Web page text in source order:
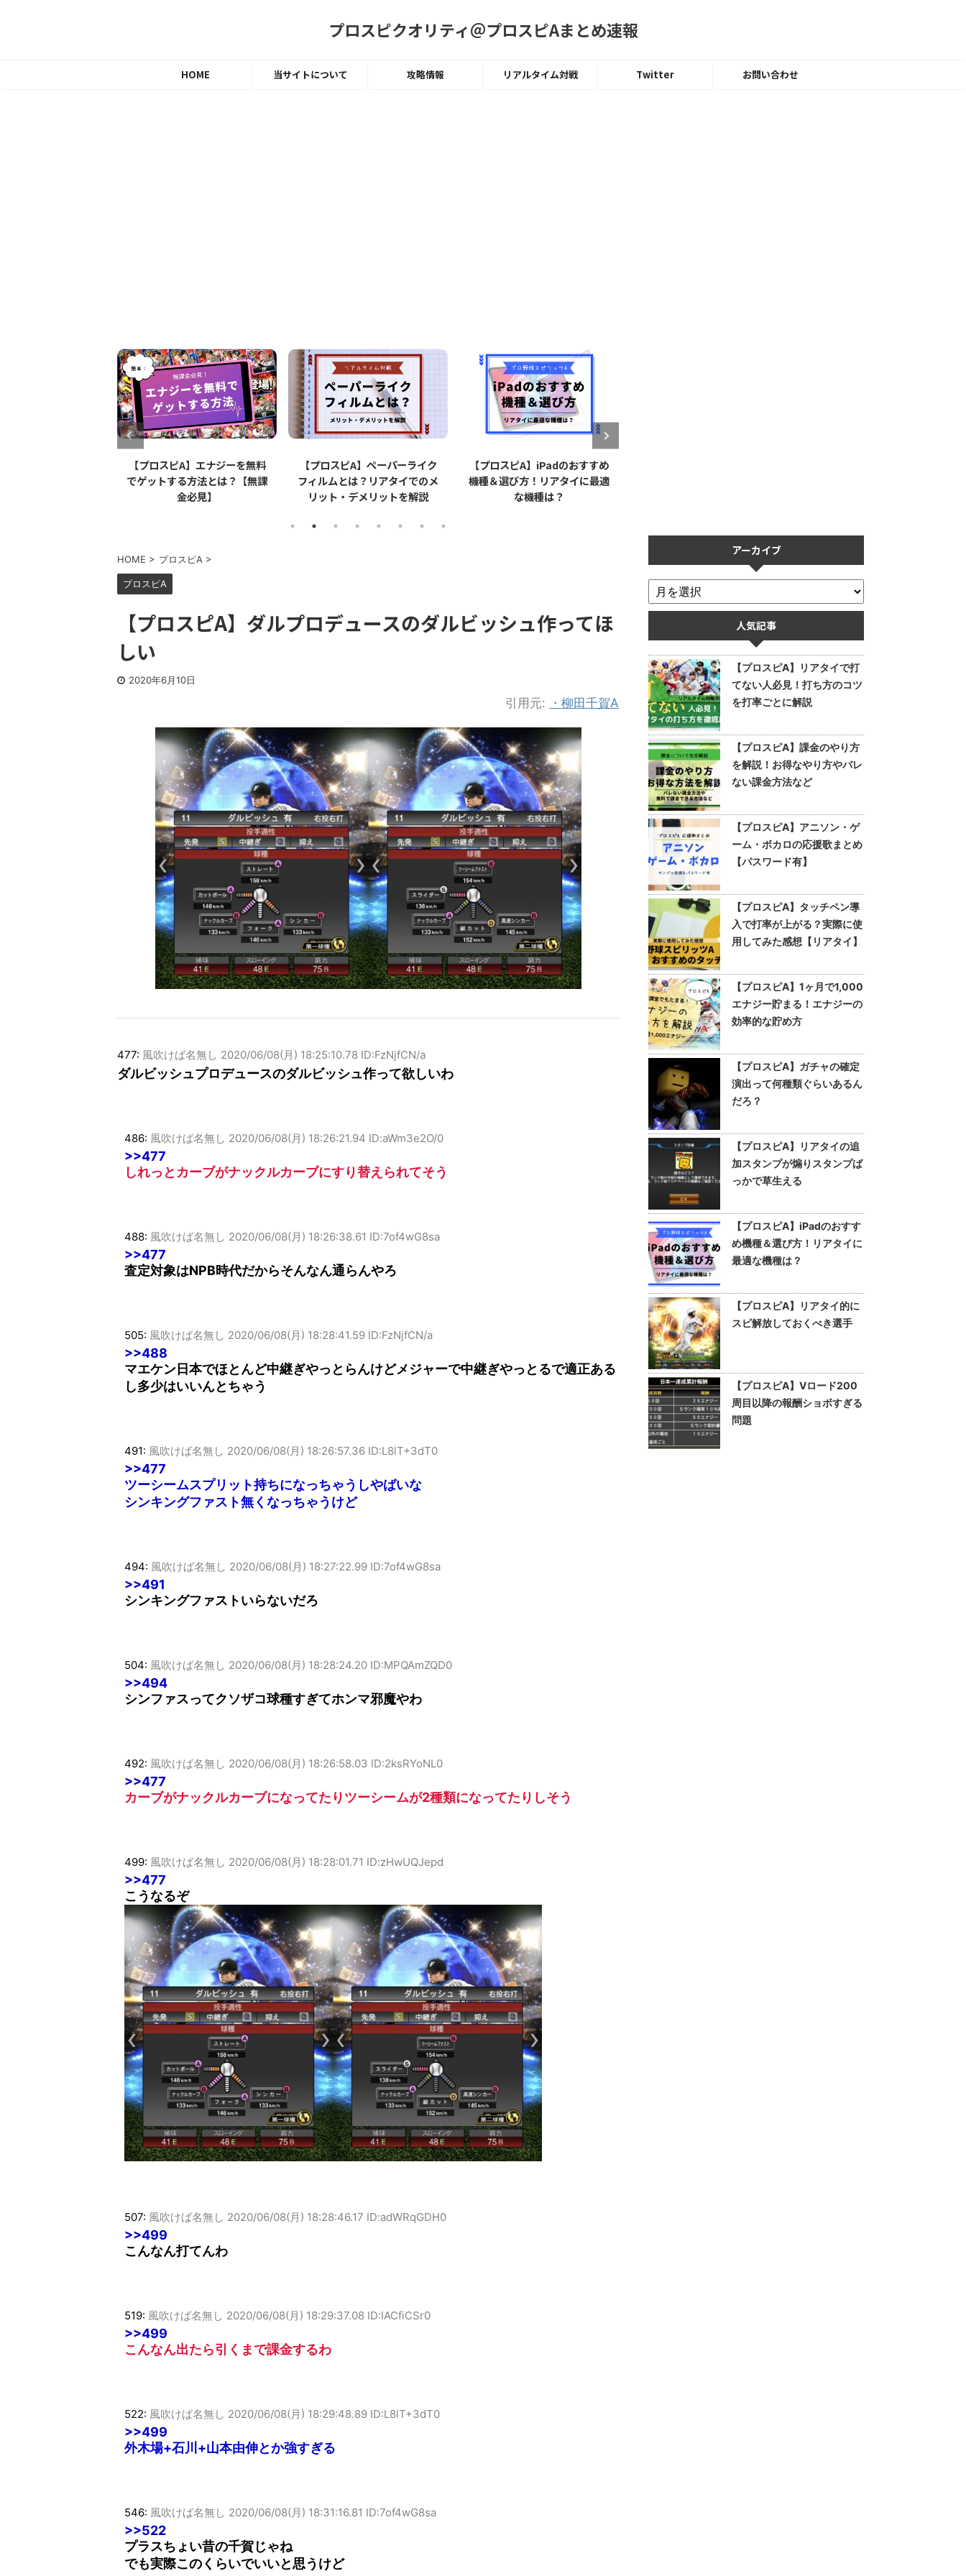
プロスピクオリティ＠プロスピAまとめ速報
HOME 当サイトについて 攻略情報 リアルタイム対戦 Twitter お問い合わせ
【プロスピA】エナジーを無料
でゲットする方法とは？【無課
【プロスピA】ペーパーライク
フィルムとは？リアタイでのメ
リット・デメリットを解説
【プロスピA】iPadのおすすめ
機種＆選び方！リアタイに最適
な機種は？
【プロスピA】タッチペン導入
で打率が上がる？実際に使用し
てみた感想【リアタイ】
HOME > プロスピA >
プロスピA
【プロスピA】ダルプロデュースのダルビッシュ作ってほ
しい
2020年6月10日
引用元: ・柳田千賀A
477: 風吹けば名無し 2020/06/08(月) 18:25:10.78 ID:FzNjfCN/a
ダルビッシュプロデュースのダルビッシュ作って欲しいわ
486: 風吹けば名無し 2020/06/08(月) 18:26:21.94 ID:aWm3e2O/0
>>477
しれっとカーブがナックルカーブにすり替えられてそう
488: 風吹けば名無し 2020/06/08(月) 18:26:38.61 ID:7of4wG8sa
>>477
査定対象はNPB時代だからそんなん通らんやろ
505: 風吹けば名無し 2020/06/08(月) 18:28:41.59 ID:FzNjfCN/a
>>488
マエケン日本でほとんど中継ぎやっとらんけどメジャーで中継ぎやっとるで適正ある
し多少はいいんとちゃう
491: 風吹けば名無し 2020/06/08(月) 18:26:57.36 ID:L8lT+3dT0
>>477
ツーシームスプリット持ちになっちゃうしやばいな
シンキングファスト無くなっちゃうけど
494: 風吹けば名無し 2020/06/08(月) 18:27:22.99 ID:7of4wG8sa
>>491
シンキングファストいらないだろ
504: 風吹けば名無し 2020/06/08(月) 18:28:24.20 ID:MPQAmZQD0
>>494
シンファスってクソザコ球種すぎてホンマ邪魔やわ
492: 風吹けば名無し 2020/06/08(月) 18:26:58.03 ID:2ksRYoNL0
>>477
カーブがナックルカーブになってたりツーシームが2種類になってたりしそう
499: 風吹けば名無し 2020/06/08(月) 18:28:01.71 ID:zHwUQJepd
>>477
こうなるぞ
507: 風吹けば名無し 2020/06/08(月) 18:28:46.17 ID:adWRqGDH0
>>499
こんなん打てんわ
519: 風吹けば名無し 2020/06/08(月) 18:29:37.08 ID:IACfiCSr0
>>499
こんなん出たら引くまで課金するわ
522: 風吹けば名無し 2020/06/08(月) 18:29:48.89 ID:L8lT+3dT0
>>499
外木場+石川+山本由伸とか強すぎる
546: 風吹けば名無し 2020/06/08(月) 18:31:16.81 ID:7of4wG8sa
>>522
プラスちょい昔の千賀じゃね
でも実際このくらいでいいと思うけど
アーカイブ
人気記事
【プロスピA】リアタイで打
てない人必見！打ち方のコツ
を打率ごとに解説
【プロスピA】課金のやり方
を解説！お得なやり方やバレ
ない課金方法など
【プロスピA】アニソン・ゲ
ーム・ボカロの応援歌まとめ
【パスワード有】
【プロスピA】タッチペン導
入で打率が上がる？実際に使
用してみた感想【リアタイ】
【プロスピA】1ヶ月で1,000
エナジー貯まる！エナジーの
効率的な貯め方
【プロスピA】ガチャの確定
演出って何種類ぐらいあるん
だろ？
【プロスピA】リアタイの追
加スタンプが煽りスタンプば
っかで草生える
【プロスピA】iPadのおすす
め機種＆選び方！リアタイに
最適な機種は？
【プロスピA】リアタイ的に
スピ解放しておくべき選手
【プロスピA】Vロード200
周目以降の報酬ショボすぎる
問題